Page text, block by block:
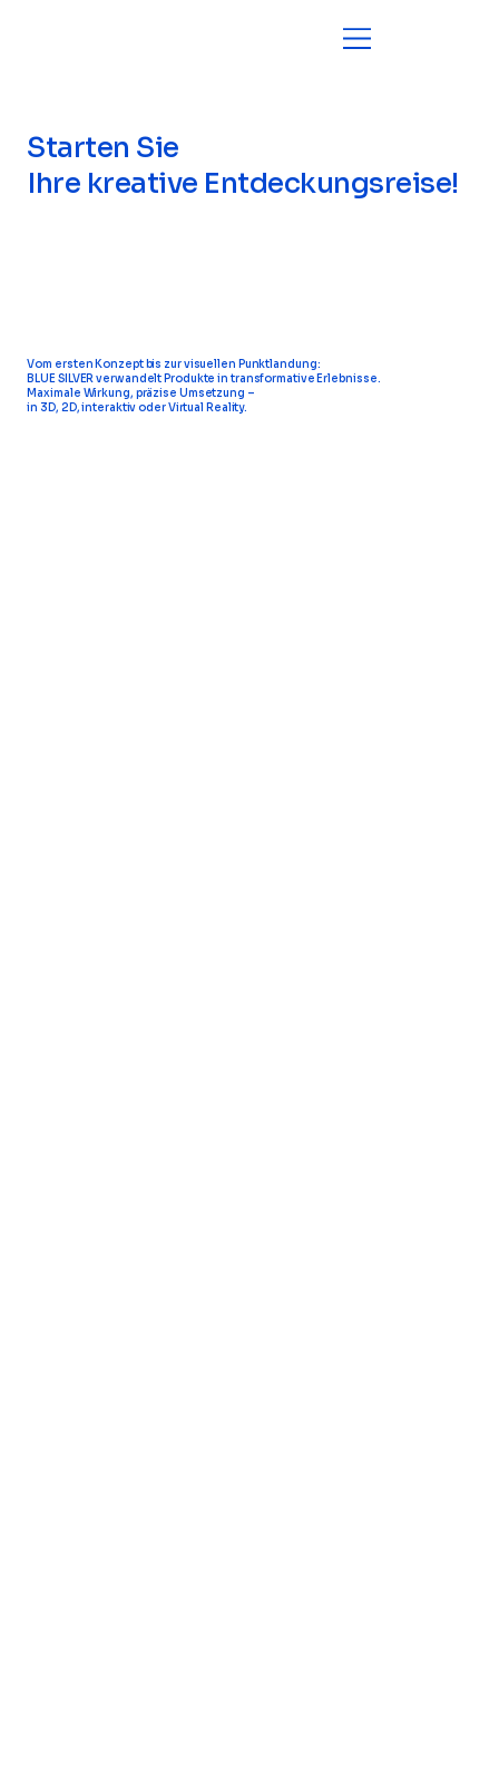
Starten Sie
Ihre kreative Entdeckungsreise!
Vom ersten Konzept bis zur visuellen Punktlandung:
BLUE SILVER verwandelt Produkte in transformative Erlebnisse.
Maximale Wirkung, präzise Umsetzung –
in 3D, 2D, interaktiv oder Virtual Reality.